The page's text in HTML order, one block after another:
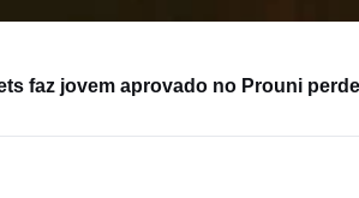
faz jovem aprovado no Prouni